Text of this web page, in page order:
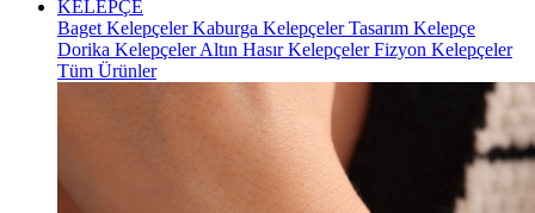
KELEPÇE
Baget KelepçelerKaburga KelepçelerTasarım Kelepçe
Dorika KelepçelerAltın Hasır KelepçelerFizyon Kelepçeler
Tüm Ürünler